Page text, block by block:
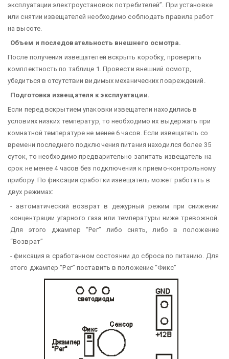
эксплуатации электроустановок потребителей”. При установке
или снятии извещателей необходимо соблюдать правила работ
на высоте.
Объем и последовательность внешнего осмотра.
После получения извещателей вскрыть коробку, проверить
комплектность по таблице 1. Провести внешний осмотр,
убедиться в отсутствии видимых механических повреждений.
Подготовка извещателя к эксплуатации.
Если перед вскрытием упаковки извещатели находились в
условиях низких температур, то необходимо их выдержать при
комнатной температуре не менее 6 часов. Если извещатель со
времени последнего подключения питания находился более 35
суток, то необходимо предварительно запитать извещатель на
срок не менее 4 часов без подключения к приемо-контрольному
прибору. По фиксации сработки извещатель может работать в
двух режимах:
- автоматический возврат в дежурный режим при снижении
концентрации угарного газа или температуры ниже тревожной.
Для этого джампер “Рег” либо снять, либо в положение
“Возврат”
- фиксация в сработанном состоянии до сброса по питанию. Для
этого джампер “Рег” поставить в положение “Фикс”